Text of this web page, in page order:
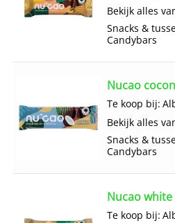
Bekijk alles
Snacks &
Candybars
Nucao
Te koop bij:
Bekijk alles
Snacks &
Candybars
Nucao
Te koop bij: